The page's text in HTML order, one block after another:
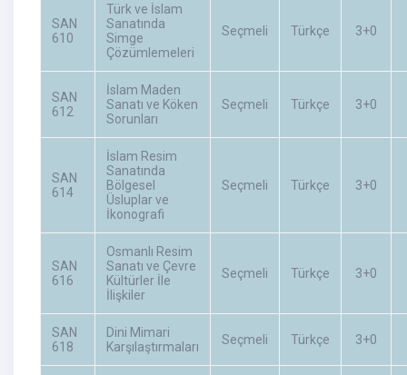
SAN
610
Türk ve İslam
Sanatında
Simge
Çözümlemeleri
Seçmeli Türkçe 3+0
SAN
612
İslam Maden
Sanatı ve Köken
Sorunları
Seçmeli Türkçe 3+0
SAN
614
İslam Resim
Sanatında
Bölgesel
Üsluplar ve
İkonografi
Seçmeli Türkçe 3+0
SAN
616
Osmanlı Resim
Sanatı ve Çevre
Kültürler İle
İlişkiler
Seçmeli Türkçe 3+0
SAN
618
Dini Mimari
Karşılaştırmaları
Seçmeli Türkçe 3+0